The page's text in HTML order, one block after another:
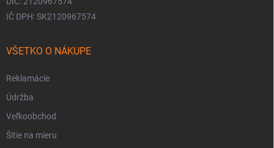
IČ DPH: SK2120967574
VŠETKO O NÁKUPE
Reklamácie
Údržba
Veľkoobchod
Šitie na mieru